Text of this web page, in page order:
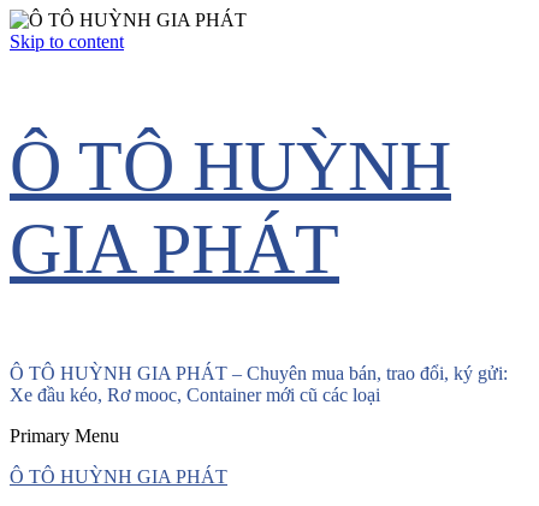
Skip to content
Ô TÔ HUỲNH
GIA PHÁT
Ô TÔ HUỲNH GIA PHÁT – Chuyên mua bán, trao đổi, ký gửi:
Xe đầu kéo, Rơ mooc, Container mới cũ các loại
Primary Menu
Ô TÔ HUỲNH GIA PHÁT